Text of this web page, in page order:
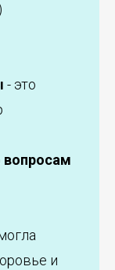
- это
вопросам
и